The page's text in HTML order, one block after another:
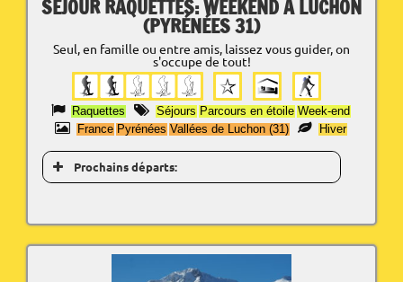
SÉJOUR RAQUETTES: WEEKEND À LUCHON
(PYRÉNÉES 31)
Seul, en famille ou entre amis, laissez vous guider, on
s'occupe de tout!
Raquettes Séjours Parcours en étoile Week-end
France Pyrénées Vallées de Luchon (31) Hiver
Prochains départs: